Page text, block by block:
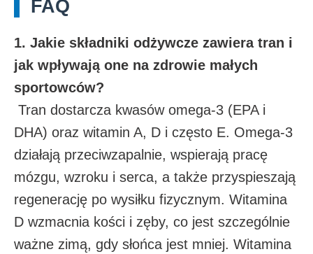
FAQ
1. Jakie składniki odżywcze zawiera tran i
jak wpływają one na zdrowie małych
sportowców?
Tran dostarcza kwasów omega-3 (EPA i
DHA) oraz witamin A, D i często E. Omega-3
działają przeciwzapalnie, wspierają pracę
mózgu, wzroku i serca, a także przyspieszają
regenerację po wysiłku fizycznym. Witamina
D wzmacnia kości i zęby, co jest szczególnie
ważne zimą, gdy słońca jest mniej. Witamina